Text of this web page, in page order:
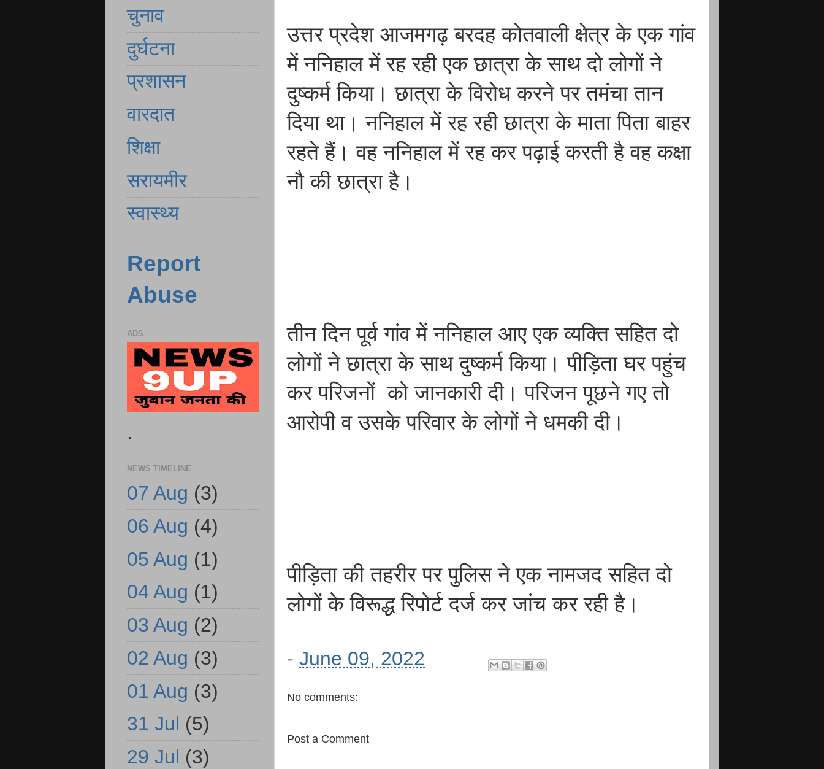
उत्तर प्रदेश आजमगढ़ बरदह कोतवाली क्षेत्र के एक गांव
में ननिहाल में रह रही एक छात्रा के साथ दो लोगों ने
दुष्कर्म किया। छात्रा के विरोध करने पर तमंचा तान
दिया था। ननिहाल में रह रही छात्रा के माता पिता बाहर
रहते हैं। वह ननिहाल में रह कर पढ़ाई करती है वह कक्षा
नौ की छात्रा है।
तीन दिन पूर्व गांव में ननिहाल आए एक व्यक्ति सहित दो
लोगों ने छात्रा के साथ दुष्कर्म किया। पीड़िता घर पहुंच
कर परिजनों को जानकारी दी। परिजन पूछने गए तो
आरोपी व उसके परिवार के लोगों ने धमकी दी।
पीड़िता की तहरीर पर पुलिस ने एक नामजद सहित दो
लोगों के विरूद्ध रिपोर्ट दर्ज कर जांच कर रही है।
- June 09, 2022
No comments:
Post a Comment
चुनाव
दुर्घटना
प्रशासन
वारदात
शिक्षा
सरायमीर
स्वास्थ्य
Report
Abuse
ADS
.
NEWS TIMELINE
07 Aug (3)
06 Aug (4)
05 Aug (1)
04 Aug (1)
03 Aug (2)
02 Aug (3)
01 Aug (3)
31 Jul (5)
29 Jul (3)